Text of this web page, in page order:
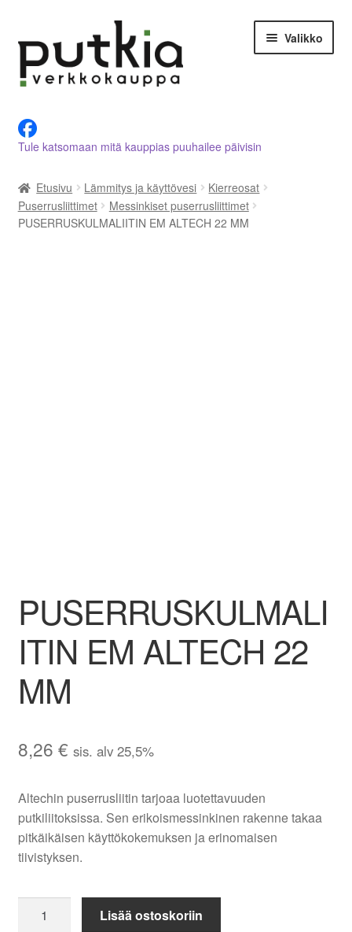
navigointiin
sisältöön
Valikko
Tietoja meistä
Asiakastilini
Ostoskori
Tule katsomaan mitä kauppias puuhailee päivisin
Etusivu Lämmitys ja käyttövesi
Kierreosat
Puserrusliittimet
Messinkiset puserrusliittimet
PUSERRUSKULMALIITIN EM ALTECH 22 MM
PUSERRUSKULMALI
ITIN EM ALTECH 22
MM
8,26 € sis. alv 25,5%
Altechin puserrusliitin tarjoaa luotettavuuden
putkiliitoksissa. Sen erikoismessinkinen rakenne takaa
pitkäikäisen käyttökokemuksen ja erinomaisen
tiivistyksen.
PUSERRUSKULMALIITIN
Lisää ostoskoriin